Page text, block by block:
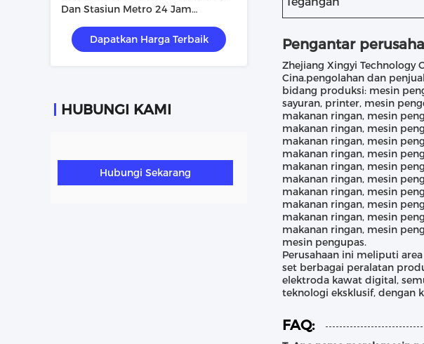
Dan Stasiun Metro 24 Jam
Dukungan Setelah Layanan
PenjualanDapatkan Harga Terbaik
HUBUNGI KAMI
Hubungi Sekarang
Pengantar
Zhejiang Xingyi Technology
Cina.pengolahan dan
bidang produksi: mesin
sayuran, printer, mesin
makanan ringan, mesin
makanan ringan, mesin
makanan ringan, mesin
makanan ringan, mesin
makanan ringan, mesin
makanan ringan, mesin
makanan ringan, mesin
makanan ringan, mesin
makanan ringan, mesin
makanan ringan, mesin
mesin pengupas.
Perusahaan ini meliputi
set berbagai peralatan
elektroda kawat digital,
teknologi eksklusif, dengan
FAQ: